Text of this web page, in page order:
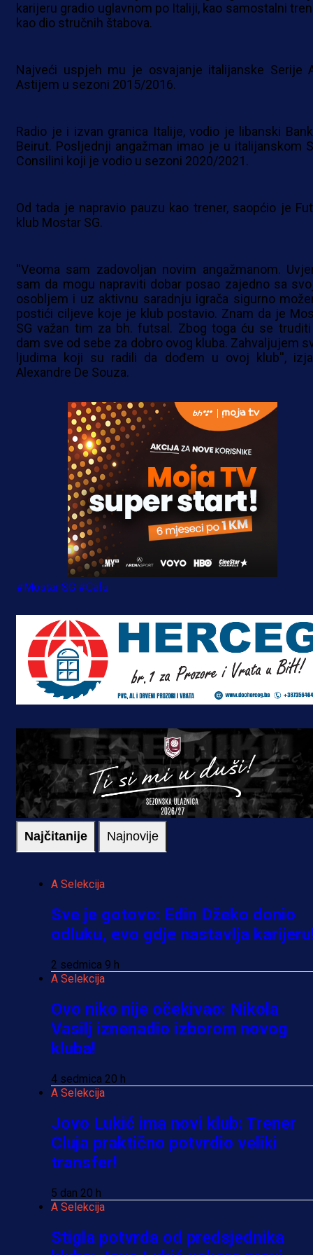
karijeru gradio uglavnom po Italiji, kao samostalni
kao dio stručnih štabova.
Najveći uspjeh mu je osvajanje italijanske Serije
Astijem u sezoni 2015/2016.
Radio je i izvan granica Italije, vodio je libanski
Beirut. Posljednji angažman imao je u italijanskom
Consilini koji je vodio u sezoni 2020/2021.
Od tada je napravio pauzu kao trener, saopćio je
klub Mostar SG.
''Veoma sam zadovoljan novim angažmanom.
sam da mogu napraviti dobar posao zajedno sa
osobljem i uz aktivnu saradnju igrača sigurno
postići ciljeve koje je klub postavio. Znam da je
SG važan tim za bh. futsal. Zbog toga ću se
dam sve od sebe za dobro ovog kluba. Zahvaljujem
ljudima koji su radili da dođem u ovoj klub'',
Alexandre De Souza.
#Mostar SG #Cafu
Najčitanije Najnovije
A Selekcija
Sve je gotovo: Edin Džeko donio
odluku, evo gdje nastavlja
2 sedmica 9 h
A Selekcija
Ovo niko nije očekivao: Nikola
Vasilj iznenadio izborom novog
kluba!
4 sedmica 20 h
A Selekcija
Jovo Lukić ima novi klub: Trener
Cluja praktično potvrdio veliki
transfer!
5 dan 20 h
A Selekcija
Stigla potvrda od predsjednika